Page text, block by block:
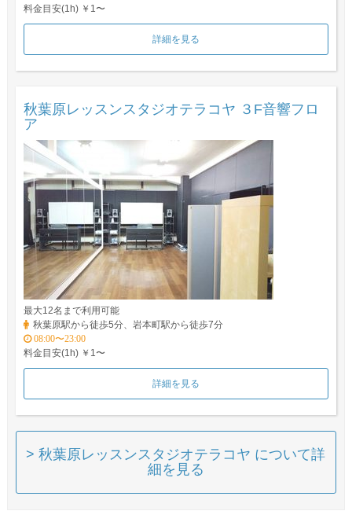
料金目安(1h) ￥1〜
詳細を見る
秋葉原レッスンスタジオテラコヤ ３F音響フロ
ア
最大12名まで利用可能
秋葉原駅から徒歩5分、岩本町駅から徒歩7分
08:00〜23:00
料金目安(1h) ￥1〜
詳細を見る
> 秋葉原レッスンスタジオテラコヤ について詳
細を見る